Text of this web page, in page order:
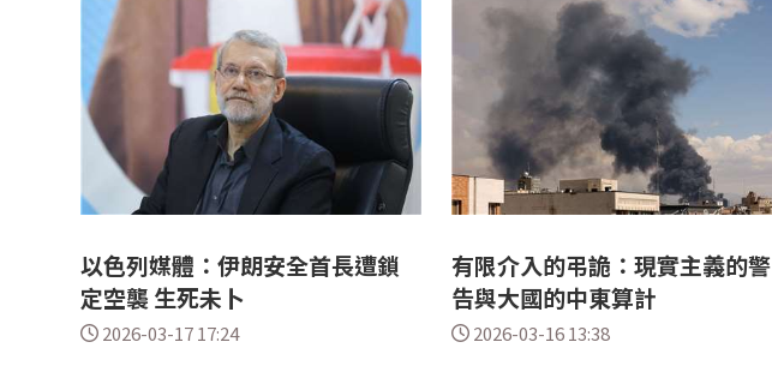
以色列媒體：伊朗安全首長遭鎖
定空襲 生死未卜
2026-03-17 17:24
有限介入的弔詭：現實主義的警
告與大國的中東算計
2026-03-16 13:38